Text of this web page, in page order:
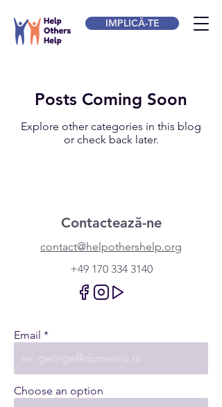
IMPLICĂ-TE
Posts Coming Soon
Explore other categories in this blog
or check back later.
Contactează-ne
contact@helpothershelp.org
+49 170 334 3140
Email
Choose an option